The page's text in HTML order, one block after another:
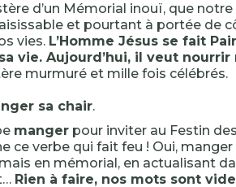
d’un Mémorial inouï, que
et pourtant à portée de
vies. L’Homme Jésus se fait
vie. Aujourd’hui, il veut nourrir
murmuré et mille fois célébrés.
sa chair.
manger pour inviter au Festin
ce verbe qui fait feu ! Oui, manger
en mémorial, en actualisant
Rien à faire, nos mots sont